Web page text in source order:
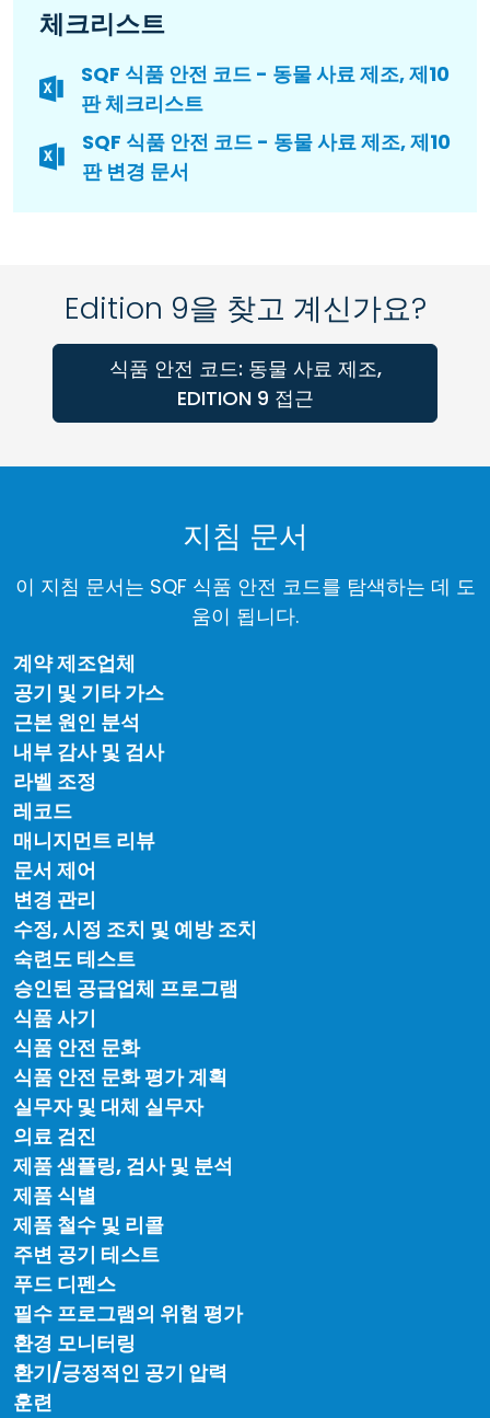
체크리스트
SQF 식품 안전 코드 - 동물 사료 제조, 제10
판 체크리스트
SQF 식품 안전 코드 - 동물 사료 제조, 제10
판 변경 문서
Edition 9을 찾고 계신가요?
식품 안전 코드: 동물 사료 제조,
EDITION 9 접근
지침 문서
이 지침 문서는 SQF 식품 안전 코드를 탐색하는 데 도
움이 됩니다.
계약 제조업체
공기 및 기타 가스
근본 원인 분석
내부 감사 및 검사
라벨 조정
레코드
매니지먼트 리뷰
문서 제어
변경 관리
수정, 시정 조치 및 예방 조치
숙련도 테스트
승인된 공급업체 프로그램
식품 사기
식품 안전 문화
식품 안전 문화 평가 계획
실무자 및 대체 실무자
의료 검진
제품 샘플링, 검사 및 분석
제품 식별
제품 철수 및 리콜
주변 공기 테스트
푸드 디펜스
필수 프로그램의 위험 평가
환경 모니터링
환기/긍정적인 공기 압력
훈련